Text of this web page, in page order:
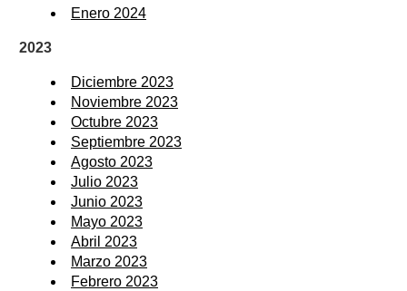
Enero 2024
2023
Diciembre 2023
Noviembre 2023
Octubre 2023
Septiembre 2023
Agosto 2023
Julio 2023
Junio 2023
Mayo 2023
Abril 2023
Marzo 2023
Febrero 2023